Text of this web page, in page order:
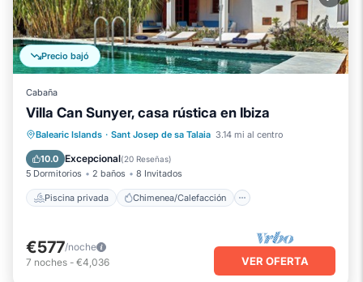
Precio bajó
Cabaña
Villa Can Sunyer, casa rústica en Ibiza
Balearic Islands · Sant Josep de sa Talaia 3.14 mi al centro
10.0 Excepcional(20 Reseñas)
5 Dormitorios 2 baños 8 Invitados
Piscina privada Chimenea/Calefacción
Piscina privada
Chimenea/Calefacción
Piscina
Vista al mar
€577/noche
7 noches - €4,036 VER OFERTA